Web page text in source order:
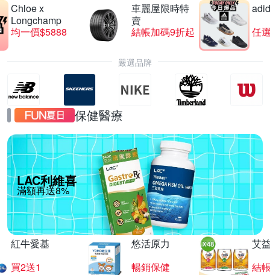
Chloe x
Longchamp
均一價$5888
車麗屋限時特
賣
結帳加碼9折起
任
嚴選品牌
保健醫療
LAC利維喜
滿額再送8%
紅牛愛基
買2送1
悠活原力
暢銷保健
艾
結